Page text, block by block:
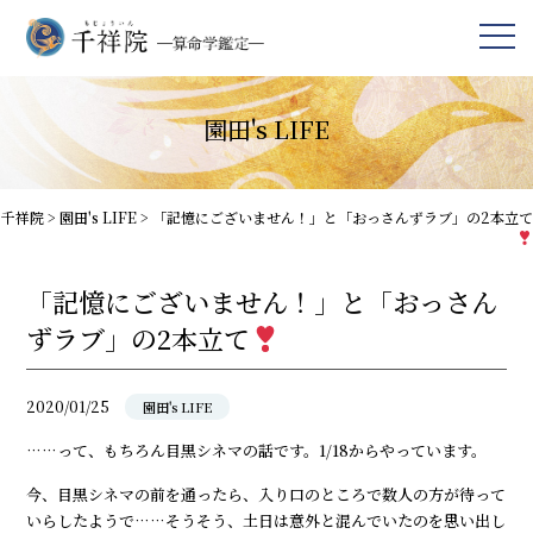
園田's LIFE
千祥院> 園田's LIFE> 「記憶にございません！」と「おっさんずラブ」の2本立て
「記憶にございません！」と「おっさん
ずラブ」の2本立て
2020/01/25 園田's LIFE
……って、もちろん目黒シネマの話です。1/18からやっています。
今、目黒シネマの前を通ったら、入り口のところで数人の方が待って
いらしたようで……そうそう、土日は意外と混んでいたのを思い出し